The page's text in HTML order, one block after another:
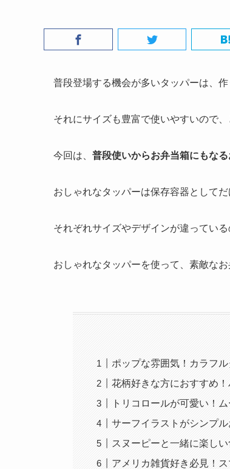
普段登場する機会が多いタッパーは、
それにサイズも豊富で使いやすいので、
今回は、 普段使いからお弁当箱にもなる
おしゃれなタッパーは保存容器として
それぞれサイズやデザインが違ってい
おしゃれなタッパーを使って、素敵な
ポップな雰囲気！カラフ
花柄好きな方におすすめ
トリコロールが可愛い！
サーフイラストがシンプル
スヌーピーと一緒に楽しい
アメリカ雑貨好き必見！